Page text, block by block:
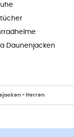
Daunenjacken
- Herren